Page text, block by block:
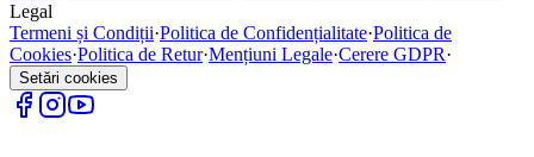
Legal
Termeni și Condiții·Politica de Confidențialitate·Politica de
Cookies·Politica de Retur·Mențiuni Legale·Cerere GDPR·
Setări cookies